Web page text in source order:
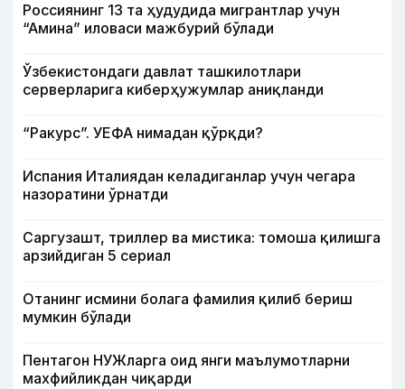
Россиянинг 13 та ҳудудида мигрантлар учун
“Амина” иловаси мажбурий бўлади
Ўзбекистондаги давлат ташкилотлари
серверларига киберҳужумлар аниқланди
“Ракурс”. УЕФА нимадан қўрқди?
Испания Италиядан келадиганлар учун чегара
назоратини ўрнатди
Саргузашт, триллер ва мистика: томоша қилишга
арзийдиган 5 сериал
Отанинг исмини болага фамилия қилиб бериш
мумкин бўлади
Пентагон НУЖларга оид янги маълумотларни
махфийликдан чиқарди